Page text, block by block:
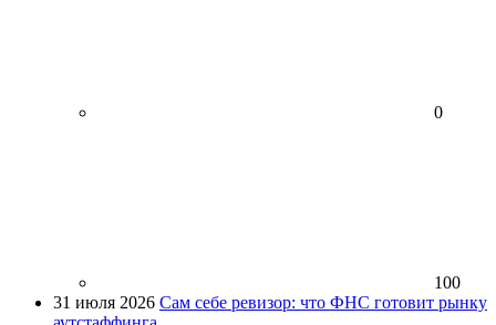
0
100
31 июля 2026 Сам себе ревизор: что ФНС готовит рынку